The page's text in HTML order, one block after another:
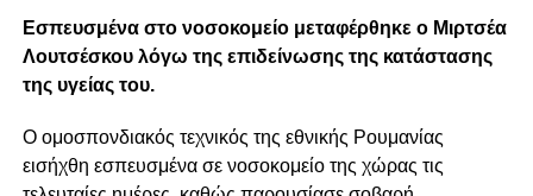
3. Σλόβαν Λίμπερετς 1 (2-3)
Εσπευσμένα στο νοσοκομείο μεταφέρθηκε ο Μιρτσέα
Λουτσέσκου λόγω της επιδείνωσης της κατάστασης
της υγείας του.
Ο ομοσπονδιακός τεχνικός της εθνικής Ρουμανίας
εισήχθη εσπευσμένα σε νοσοκομείο της χώρας τις